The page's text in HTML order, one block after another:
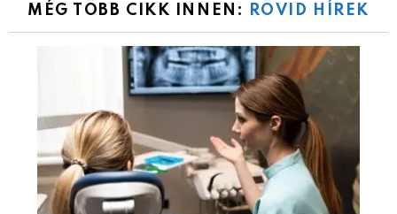
MÉG TÖBB CIKK INNEN: RÖVID HÍREK